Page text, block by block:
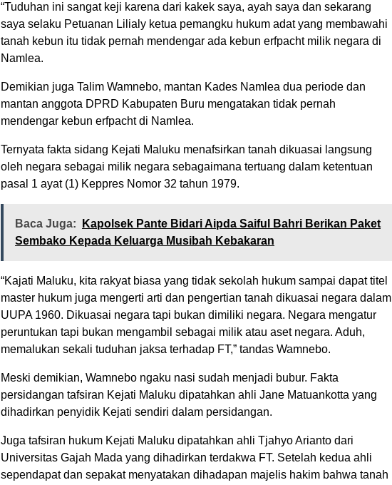
“Tuduhan ini sangat keji karena dari kakek saya, ayah saya dan sekarang
saya selaku Petuanan Lilialy ketua pemangku hukum adat yang membawahi
tanah kebun itu tidak pernah mendengar ada kebun erfpacht milik negara di
Namlea.
Demikian juga Talim Wamnebo, mantan Kades Namlea dua periode dan
mantan anggota DPRD Kabupaten Buru mengatakan tidak pernah
mendengar kebun erfpacht di Namlea.
Ternyata fakta sidang Kejati Maluku menafsirkan tanah dikuasai langsung
oleh negara sebagai milik negara sebagaimana tertuang dalam ketentuan
pasal 1 ayat (1) Keppres Nomor 32 tahun 1979.
Baca Juga:
Kapolsek Pante Bidari Aipda Saiful Bahri Berikan Paket
Sembako Kepada Keluarga Musibah Kebakaran
“Kajati Maluku, kita rakyat biasa yang tidak sekolah hukum sampai dapat titel
master hukum juga mengerti arti dan pengertian tanah dikuasai negara dalam
UUPA 1960. Dikuasai negara tapi bukan dimiliki negara. Negara mengatur
peruntukan tapi bukan mengambil sebagai milik atau aset negara. Aduh,
memalukan sekali tuduhan jaksa terhadap FT,” tandas Wamnebo.
Meski demikian, Wamnebo ngaku nasi sudah menjadi bubur. Fakta
persidangan tafsiran Kejati Maluku dipatahkan ahli Jane Matuankotta yang
dihadirkan penyidik Kejati sendiri dalam persidangan.
Juga tafsiran hukum Kejati Maluku dipatahkan ahli Tjahyo Arianto dari
Universitas Gajah Mada yang dihadirkan terdakwa FT. Setelah kedua ahli
sependapat dan sepakat menyatakan dihadapan majelis hakim bahwa tanah